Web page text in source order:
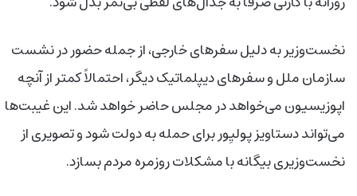
نخست‌وزیر به دلیل سفرهای خارجی، از جمله حضور در نشست
سازمان ملل و سفرهای دیپلماتیک دیگر، احتمالاً کمتر از آنچه
اپوزیسیون می‌خواهد در مجلس حاضر خواهد شد. این غیبت‌ها
می‌تواند دستاویز پولیِور برای حمله به دولت شود و تصویری از
نخست‌وزیری بیگانه با مشکلات روزمره مردم بسازد.